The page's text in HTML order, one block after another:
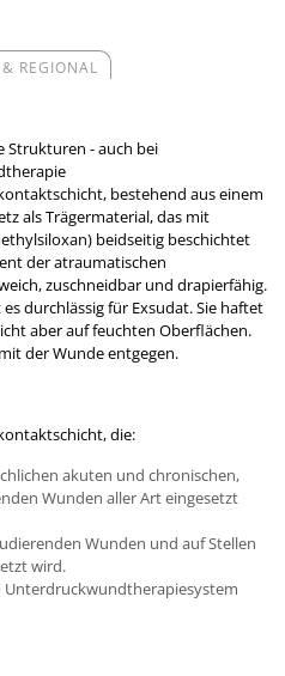
REGIONAL
Strukturen - auch bei
bestehend aus einem
als Trägermaterial, das mit
beidseitig beschichtet
der atraumatischen
zuschneidbar und drapierfähig.
durchlässig für Exsudat. Sie haftet
aber auf feuchten Oberflächen.
der Wunde entgegen.
die:
akuten und chronischen,
Wunden aller Art eingesetzt
Wunden und auf Stellen
wird.